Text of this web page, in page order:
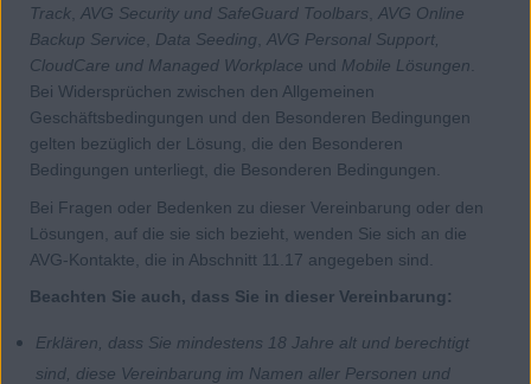
Track AVG Security und SafeGuard Toolbars AVG Online
Backup Service
Data Seeding AVG Personal Support,
CloudCare und Managed Workplace und Mobile Lösungen.
Bei Widersprüchen zwischen den Allgemeinen
Geschäftsbedingungen und den Besonderen Bedingungen
gelten bezüglich der Lösung, die den Besonderen
Bedingungen unterliegt, die Besonderen Bedingungen.
Bei Fragen oder Bedenken zu dieser Vereinbarung oder den
Lösungen, auf die sie sich bezieht, wenden Sie sich an die
AVG-Kontakte, die in Abschnitt 11.17 angegeben sind.
Beachten Sie auch, dass Sie in dieser Vereinbarung:
Erklären, dass Sie mindestens 18 Jahre alt und berechtigt
sind, diese Vereinbarung im Namen aller Personen und